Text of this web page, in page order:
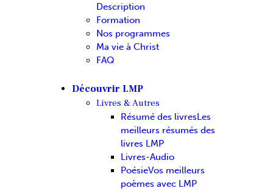
Description
Formation
Nos programmes
Ma vie à Christ
FAQ
Découvrir LMP
Livres & Autres
Résumé des livresLes
meilleurs résumés des
livres LMP
Livres-Audio
PoésieVos meilleurs
poèmes avec LMP